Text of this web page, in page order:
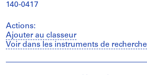
140-0417
Actions:
Ajouter au classeur
Voir dans les instruments de recherche